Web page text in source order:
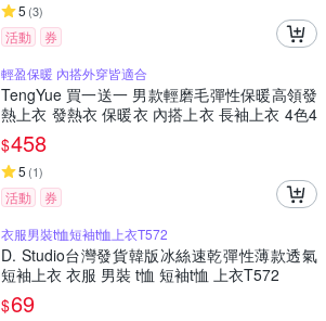
5 (3)
活動
券
輕盈保暖 內搭外穿皆適合
TengYue 買一送一 男款輕磨毛彈性保暖高領發
熱上衣 發熱衣 保暖衣 內搭上衣 長袖上衣 4色4
尺寸
$458
5 (1)
活動
券
衣服男裝t恤短袖t恤上衣T572
D. Studio台灣發貨韓版冰絲速乾彈性薄款透氣
短袖上衣 衣服 男裝 t恤 短袖t恤 上衣T572
$69